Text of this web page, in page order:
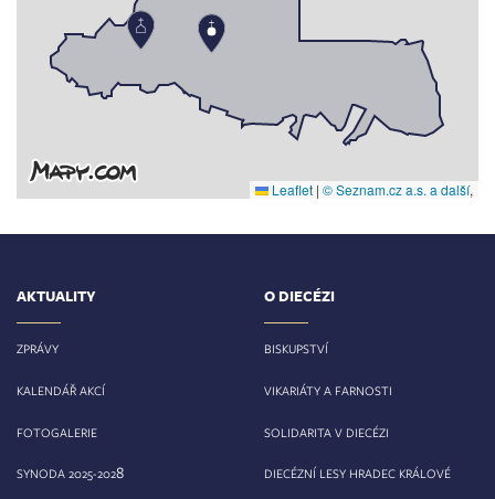
Leaflet | © Seznam.cz a.s. a další,
AKTUALITY
ZPRÁVY
KALENDÁŘ AKCÍ
FOTOGALERIE
SYNODA 2025-2028
O DIECÉZI
BISKUPSTVÍ
VIKARIÁTY A FARNOSTI
SOLIDARITA V DIECÉZI
DIECÉZNÍ LESY HRADEC KRÁLOVÉ